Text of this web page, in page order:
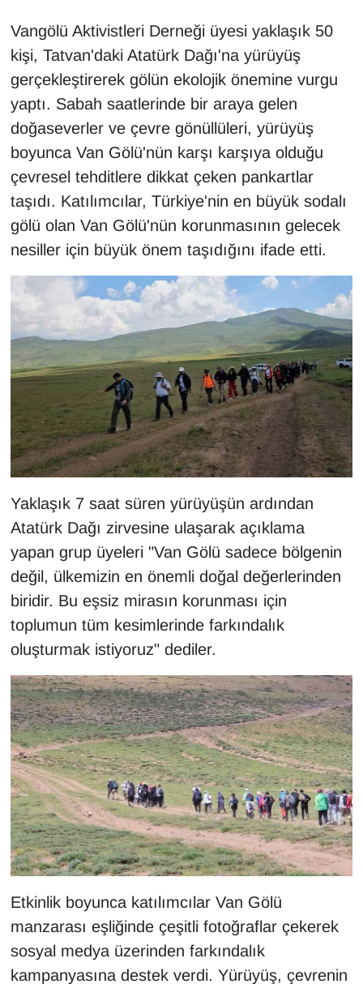
Vangölü Aktivistleri Derneği üyesi yaklaşık 50
kişi, Tatvan'daki Atatürk Dağı'na yürüyüş
gerçekleştirerek gölün ekolojik önemine vurgu
yaptı. Sabah saatlerinde bir araya gelen
doğaseverler ve çevre gönüllüleri, yürüyüş
boyunca Van Gölü'nün karşı karşıya olduğu
çevresel tehditlere dikkat çeken pankartlar
taşıdı. Katılımcılar, Türkiye'nin en büyük sodalı
gölü olan Van Gölü'nün korunmasının gelecek
nesiller için büyük önem taşıdığını ifade etti.
Yaklaşık 7 saat süren yürüyüşün ardından
Atatürk Dağı zirvesine ulaşarak açıklama
yapan grup üyeleri "Van Gölü sadece bölgenin
değil, ülkemizin en önemli doğal değerlerinden
biridir. Bu eşsiz mirasın korunması için
toplumun tüm kesimlerinde farkındalık
oluşturmak istiyoruz" dediler.
Etkinlik boyunca katılımcılar Van Gölü
manzarası eşliğinde çeşitli fotoğraflar çekerek
sosyal medya üzerinden farkındalık
kampanyasına destek verdi. Yürüyüş, çevrenin
İngilizce
Kadın
Kamu Alımları
Kim Kimdir?
Kültür & Sanat
KURDÎ
MAGAZİN
MEDYA
ONE EKONOMİ
POLİTİKA
Resmi İlanlar
RÖPORTAJ
SAĞLIK
Seri İlan
Sinema - TV
SİYASET
SPOR
TEBRİK
TEKNOLOJİ
Turizm
Vasıta
YAŞAM